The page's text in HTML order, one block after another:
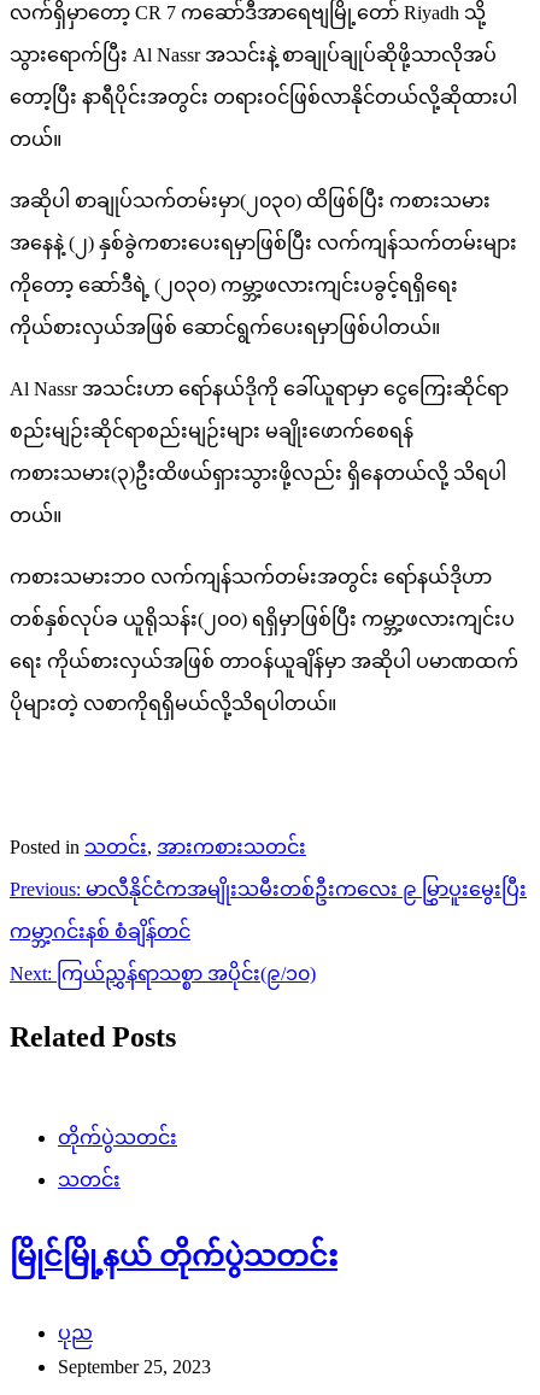
လက်ရှိမှာတော့ CR 7 ကဆော်ဒီအာရေဗျမြို့တော် Riyadh သို့
သွားရောက်ပြီး Al Nassr အသင်းနဲ့ စာချုပ်ချုပ်ဆိုဖို့သာလိုအပ်
တော့ပြီး နာရီပိုင်းအတွင်း တရားဝင်ဖြစ်လာနိုင်တယ်လို့ဆိုထားပါ
တယ်။
အဆိုပါ စာချုပ်သက်တမ်းမှာ(၂၀၃၀) ထိဖြစ်ပြီး ကစားသမား
အနေနဲ့ (၂) နှစ်ခွဲကစားပေးရမှာဖြစ်ပြီး လက်ကျန်သက်တမ်းများ
ကိုတော့ ဆော်ဒီရဲ့ (၂၀၃၀) ကမ္ဘာ့ဖလားကျင်းပခွင့်ရရှိရေး
ကိုယ်စားလှယ်အဖြစ် ဆောင်ရွက်ပေးရမှာဖြစ်ပါတယ်။
Al Nassr အသင်းဟာ ရော်နယ်ဒိုကို ခေါ်ယူရာမှာ ငွေကြေးဆိုင်ရာ
စည်းမျဉ်းဆိုင်ရာစည်းမျဉ်းများ မချိုးဖောက်စေရန်
ကစားသမား(၃)ဦးထိဖယ်ရှားသွားဖို့လည်း ရှိနေတယ်လို့ သိရပါ
တယ်။
ကစားသမားဘဝ လက်ကျန်သက်တမ်းအတွင်း ရော်နယ်ဒိုဟာ
တစ်နှစ်လုပ်ခ ယူရိုသန်း(၂၀၀) ရရှိမှာဖြစ်ပြီး ကမ္ဘာ့ဖလားကျင်းပ
ရေး ကိုယ်စားလှယ်အဖြစ် တာဝန်ယူချိန်မှာ အဆိုပါ ပမာဏထက်
ပိုများတဲ့ လစာကိုရရှိမယ်လို့သိရပါတယ်။
Posted in သတင်း, အားကစားသတင်း
Post
navigation
Previous: မာလီနိုင်ငံကအမျိုးသမီးတစ်ဦးကလေး ၉ မြွှာပူးမွေးပြီး
ကမ္ဘာ့ဂင်းနစ် စံချိန်တင်
Next: ကြယ်ညွှန်ရာသစ္စာ အပိုင်း(၉/၁၀)
Related Posts
တိုက်ပွဲသတင်း
သတင်း
မြိုင်မြို့နယ် တိုက်ပွဲသတင်း
ပုည
September 25, 2023